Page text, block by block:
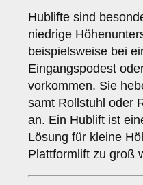
Hublifte sind
niedrige
beispielsweise bei
Eingangspodest
vorkommen. Sie
samt Rollstuhl oder
an. Ein Hublift ist
Lösung für kleine
Plattformlift zu groß